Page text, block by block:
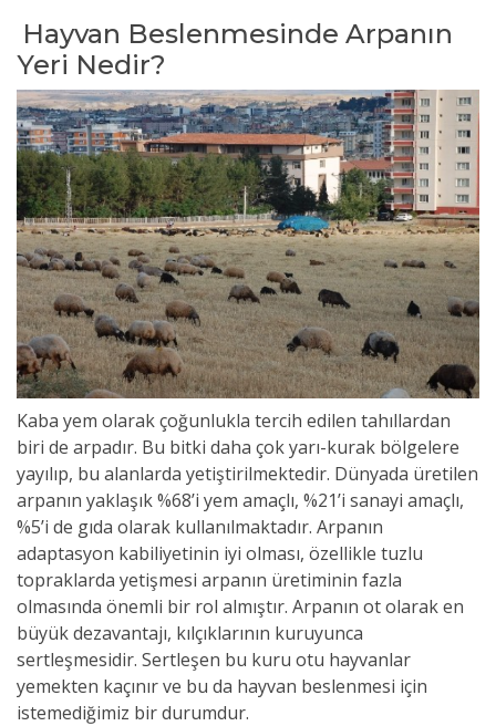
Hayvan Beslenmesinde Arpanın
Yeri Nedir?
Kaba yem olarak çoğunlukla tercih edilen tahıllardan
biri de arpadır. Bu bitki daha çok yarı-kurak bölgelere
yayılıp, bu alanlarda yetiştirilmektedir. Dünyada üretilen
arpanın yaklaşık %68’i yem amaçlı, %21’i sanayi amaçlı,
%5’i de gıda olarak kullanılmaktadır. Arpanın
adaptasyon kabiliyetinin iyi olması, özellikle tuzlu
topraklarda yetişmesi arpanın üretiminin fazla
olmasında önemli bir rol almıştır. Arpanın ot olarak en
büyük dezavantajı, kılçıklarının kuruyunca
sertleşmesidir. Sertleşen bu kuru otu hayvanlar
yemekten kaçınır ve bu da hayvan beslenmesi için
istemediğimiz bir durumdur.